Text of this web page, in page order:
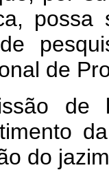
de
de
do